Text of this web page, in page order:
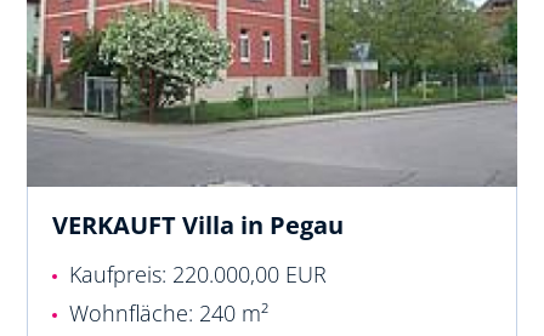
VERKAUFT Villa in Pegau
Kaufpreis: 220.000,00 EUR
Wohnfläche: 240 m²